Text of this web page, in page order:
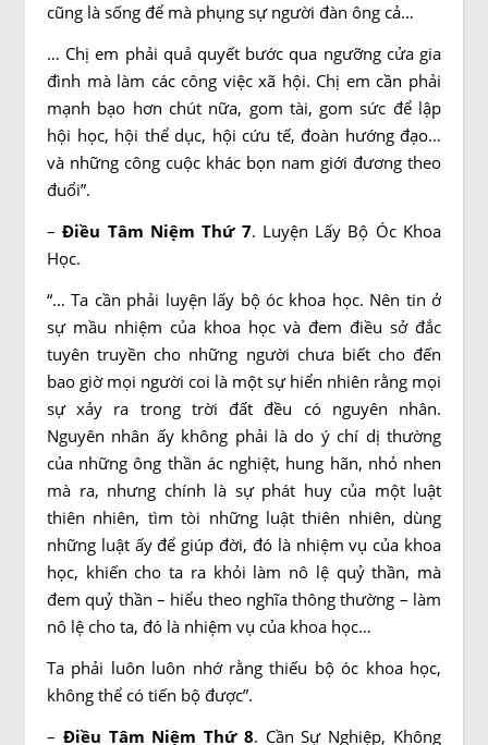
cũng là sống để mà phụng sự người đàn ông cả…
… Chị em phải quả quyết bước qua ngưỡng cửa gia
đình mà làm các công việc xã hội. Chị em cần phải
mạnh bạo hơn chút nữa, gom tài, gom sức để lập
hội học, hội thể dục, hội cứu tế, đoàn hướng đạo…
và những công cuộc khác bọn nam giới đương theo
đuổi”.
–Điều Tâm Niệm Thứ 7. Luyện Lấy Bộ Óc Khoa
Học.
“… Ta cần phải luyện lấy bộ óc khoa học. Nên tin ở
sự mầu nhiệm của khoa học và đem điều sở đắc
tuyên truyền cho những người chưa biết cho đến
bao giờ mọi người coi là một sự hiển nhiên rằng mọi
sự xảy ra trong trời đất đều có nguyên nhân.
Nguyên nhân ấy không phải là do ý chí dị thường
của những ông thần ác nghiệt, hung hãn, nhỏ nhen
mà ra, nhưng chính là sự phát huy của một luật
thiên nhiên, tìm tòi những luật thiên nhiên, dùng
những luật ấy để giúp đời, đó là nhiệm vụ của khoa
học, khiến cho ta ra khỏi làm nô lệ quỷ thần, mà
đem quỷ thần – hiểu theo nghĩa thông thường – làm
nô lệ cho ta, đó là nhiệm vụ của khoa học…
Ta phải luôn luôn nhớ rằng thiếu bộ óc khoa học,
không thể có tiến bộ được”.
– Điều Tâm Niệm Thứ 8. Cần Sự Nghiệp, Không